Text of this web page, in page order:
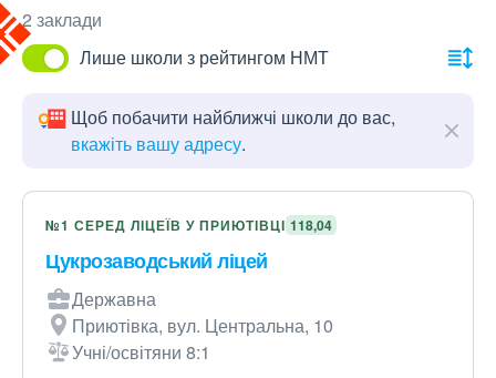
2 заклади
Лише школи з рейтингом НМТ
Щоб побачити найближчі школи до вас,
вкажіть вашу адресу.
№1 СЕРЕД ЛІЦЕЇВ У ПРИЮТІВЦІ 118,04
Цукрозаводський ліцей
Державна
Приютівка, вул. Центральна, 10
Учні/освітяни 8:1